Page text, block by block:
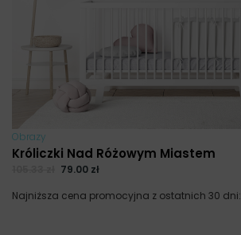
Obrazy
Króliczki Nad Różowym Miastem
79.00 zł
Najniższa cena promocyjna z ostatnich 30 dni: